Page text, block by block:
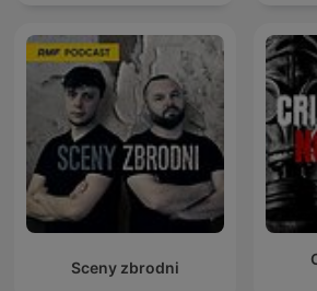
Sceny zbrodni